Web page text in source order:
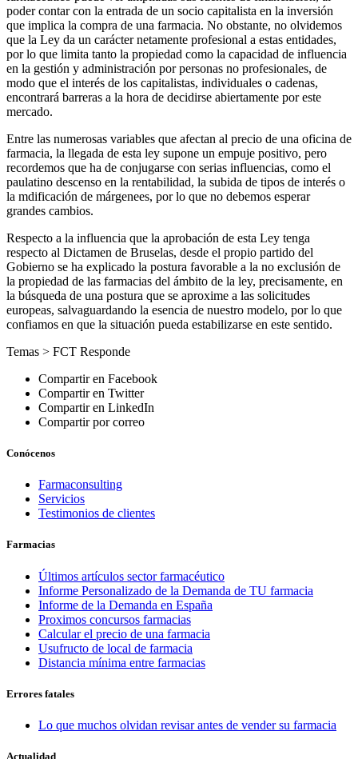
poder contar con la entrada de un socio capitalista en la inversión
que implica la compra de una farmacia. No obstante, no olvidemos
que la Ley da un carácter netamente profesional a estas entidades,
por lo que limita tanto la propiedad como la capacidad de influencia
en la gestión y administración por personas no profesionales, de
modo que el interés de los capitalistas, individuales o cadenas,
encontrará barreras a la hora de decidirse abiertamente por este
mercado.
Entre las numerosas variables que afectan al precio de una oficina de
farmacia, la llegada de esta ley supone un empuje positivo, pero
recordemos que ha de conjugarse con serias influencias, como el
paulatino descenso en la rentabilidad, la subida de tipos de interés o
la mdificación de márgenees, por lo que no debemos esperar
grandes cambios.
Respecto a la influencia que la aprobación de esta Ley tenga
respecto al Dictamen de Bruselas, desde el propio partido del
Gobierno se ha explicado la postura favorable a la no exclusión de
la propiedad de las farmacias del ámbito de la ley, precisamente, en
la búsqueda de una postura que se aproxime a las solicitudes
europeas, salvaguardando la esencia de nuestro modelo, por lo que
confiamos en que la situación pueda estabilizarse en este sentido.
Temas > FCT Responde
Compartir en Facebook
Compartir en Twitter
Compartir en LinkedIn
Compartir por correo
Conócenos
Farmaconsulting
Servicios
Testimonios de clientes
Farmacias
Últimos artículos sector farmacéutico
Informe Personalizado de la Demanda de TU farmacia
Informe de la Demanda en España
Proximos concursos farmacias
Calcular el precio de una farmacia
Usufructo de local de farmacia
Distancia mínima entre farmacias
Errores fatales
Lo que muchos olvidan revisar antes de vender su farmacia
Actualidad